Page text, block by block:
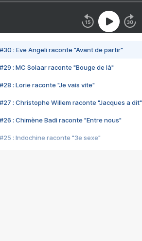
#30 : Eve Angeli raconte "Avant de partir"
#29 : MC Solaar raconte "Bouge de là"
#28 : Lorie raconte "Je vais vite"
#27 : Christophe Willem raconte "Jacques a dit"
#26 : Chimène Badi raconte "Entre nous"
#25 : Indochine raconte "3e sexe"